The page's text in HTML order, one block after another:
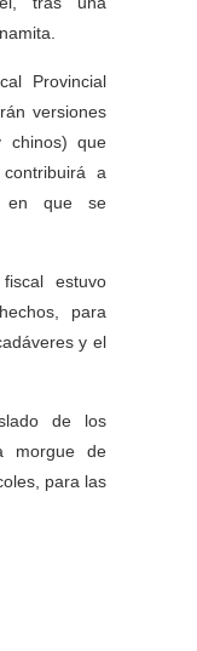
Provincial
versiones
chinos) que
a
en que se
estuvo
para
y el
de los
morgue de
para las